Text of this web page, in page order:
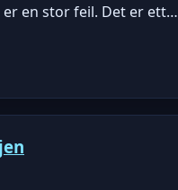
er en stor feil. Det er ett…